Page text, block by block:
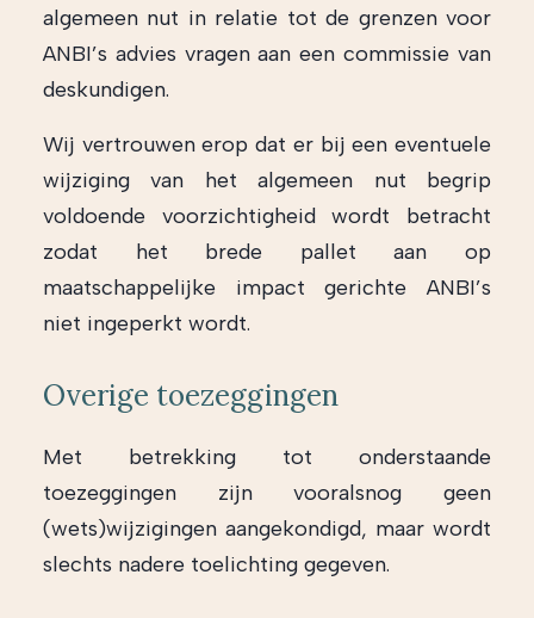
algemeen nut in relatie tot de grenzen voor
ANBI’s advies vragen aan een commissie van
deskundigen.
Wij vertrouwen erop dat er bij een eventuele
wijziging van het algemeen nut begrip
voldoende voorzichtigheid wordt betracht
zodat het brede pallet aan op
maatschappelijke impact gerichte ANBI’s
niet ingeperkt wordt.
Overige toezeggingen
Met betrekking tot onderstaande
toezeggingen zijn vooralsnog geen
(wets)wijzigingen aangekondigd, maar wordt
slechts nadere toelichting gegeven.